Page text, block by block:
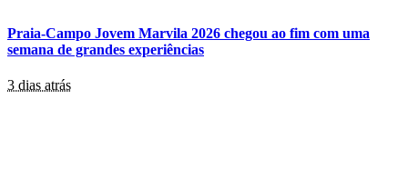
Praia-Campo Jovem Marvila 2026 chegou ao fim com uma
semana de grandes experiências
3 dias atrás